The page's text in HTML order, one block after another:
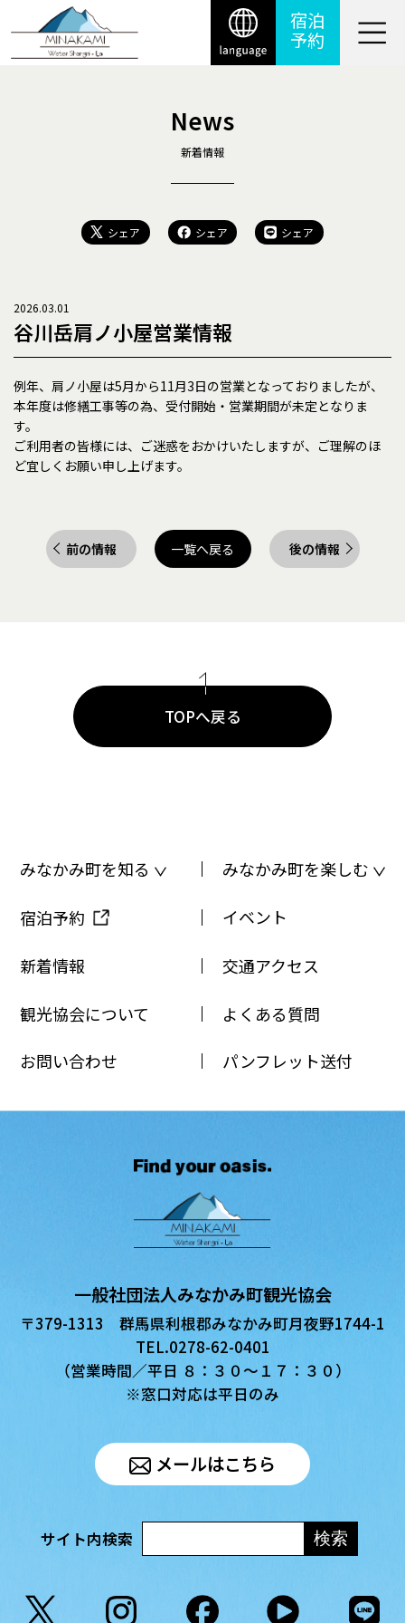
宿泊
予約
News
新着情報
シェア シェア シェア
谷川岳肩ノ小屋営業情報
2026.03.01
例年、肩ノ小屋は5月から11月3日の営業となっておりましたが、
本年度は修繕工事等の為、受付開始・営業期間が未定となりま
す。
ご利用者の皆様には、ご迷惑をおかけいたしますが、ご理解のほ
ど宜しくお願い申し上げます。
前の情報 一覧へ戻る 後の情報
TOPへ戻る
みなかみ町を知る みなかみ町を楽しむ
宿泊予約 イベント
新着情報 交通アクセス
観光協会について よくある質問
お問い合わせ パンフレット送付
一般社団法人みなかみ町観光協会
〒379-1313 群馬県利根郡みなかみ町月夜野1744-1
TEL.0278-62-0401
（営業時間／平日 ８：３０〜１７：３０）
※窓口対応は平日のみ
メールはこちら
サイト内検索